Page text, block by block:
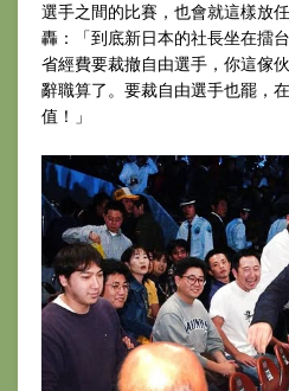
選手之間的比賽，也會就這樣放
轟：「到底新日本的社長坐在擂
省經費要裁撤自由選手，你這傢
辭職算了。要裁自由選手也罷，
值！」